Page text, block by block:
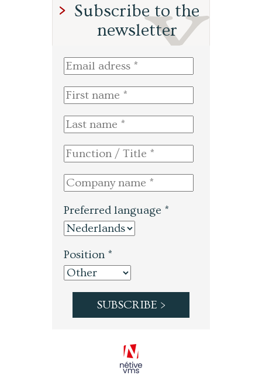
Subscribe to the
newsletter
Preferred language *
Position *